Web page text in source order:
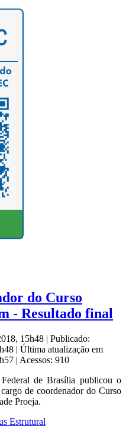
do Curso
- Resultado final
15h48 | Publicado:
| Última atualização em
| Acessos: 910
de Brasília publicou o
de coordenador do Curso
Proeja.
Estrutural